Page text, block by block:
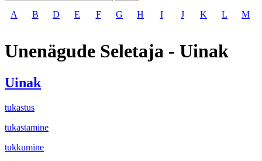
A B D E F G H I J K L M
Unenägude Seletaja - Uinak
Uinak
tukastus
tukastamine
tukkumine